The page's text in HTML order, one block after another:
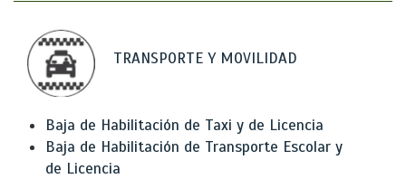
TRANSPORTE Y MOVILIDAD
Baja de Habilitación de Taxi y de Licencia
Baja de Habilitación de Transporte Escolar y
de Licencia